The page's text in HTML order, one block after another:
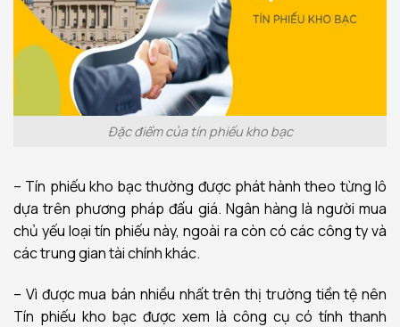
Đặc điểm của tín phiếu kho bạc
– Tín phiếu kho bạc thường được phát hành theo từng lô
dựa trên phương pháp đấu giá. Ngân hàng là người mua
chủ yếu loại tín phiếu này, ngoài ra còn có các công ty và
các trung gian tài chính khác.
– Vì được mua bán nhiều nhất trên thị trường tiền tệ nên
Tín phiếu kho bạc được xem là công cụ có tính thanh